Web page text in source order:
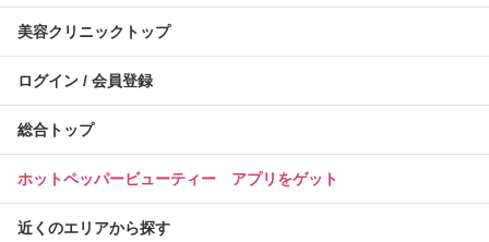
美容クリニックトップ
ログイン / 会員登録
総合トップ
ホットペッパービューティー アプリをゲット
近くのエリアから探す